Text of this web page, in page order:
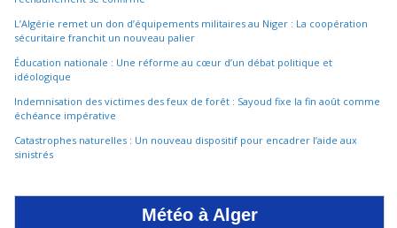
L’Algérie remet un don d’équipements militaires au Niger : La coopération
sécuritaire franchit un nouveau palier
Éducation nationale : Une réforme au cœur d’un débat politique et
idéologique
Indemnisation des victimes des feux de forêt : Sayoud fixe la fin août comme
échéance impérative
Catastrophes naturelles : Un nouveau dispositif pour encadrer l’aide aux
sinistrés
Météo à Alger